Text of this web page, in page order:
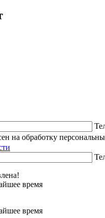
на обработку
время
время